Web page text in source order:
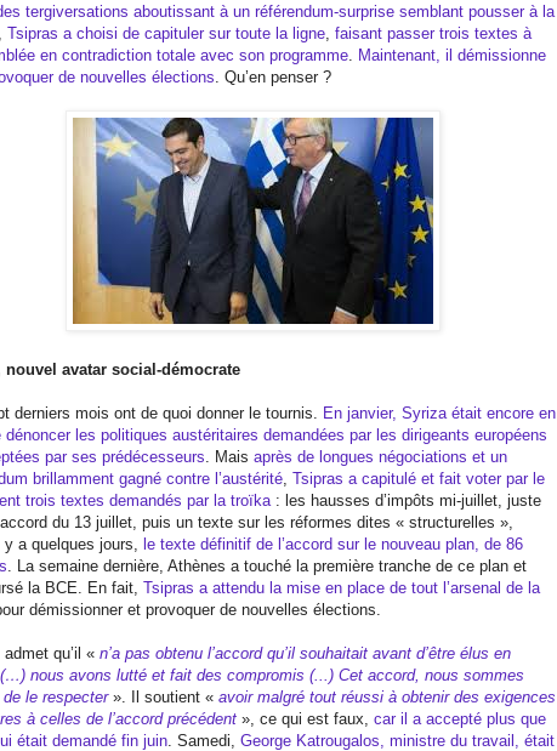
tergiversations aboutissant à un référendum-surprise semblant pousser à la
Tsipras a choisi de capituler sur toute la ligne faisant passer trois textes à
en contradiction totale avec son programme Maintenant, il démissionne
de nouvelles élections . Qu’en penser ?
nouvel avatar social-démocrate
derniers mois ont de quoi donner le tournis. En janvier, Syriza était encore en
dénoncer les politiques austéritaires demandées par les dirigeants européens
par ses prédécesseurs . Mais après de longues négociations et un
brillamment gagné contre l’austérité Tsipras a capitulé et fait voter par le
trois textes demandés par la troïka : les hausses d’impôts mi-juillet, juste
du 13 juillet, puis un texte sur les réformes dites « structurelles »,
a quelques jours, le texte définitif de l’accord sur le nouveau plan, de 86
. La semaine dernière, Athènes a touché la première tranche de ce plan et
la BCE. En fait, Tsipras a attendu la mise en place de tout l’arsenal de la
démissionner et provoquer de nouvelles élections.
qu’il « n’a pas obtenu l’accord qu’il souhaitait avant d’être élus en
nous avons lutté et fait des compromis (...) Cet accord, nous sommes
de le respecter». Il soutient « avoir malgré tout réussi à obtenir des exigences
à celles de l’accord précédent », ce qui est faux, car il a accepté plus que
était demandé fin juin . Samedi, George Katrougalos, ministre du travail, était